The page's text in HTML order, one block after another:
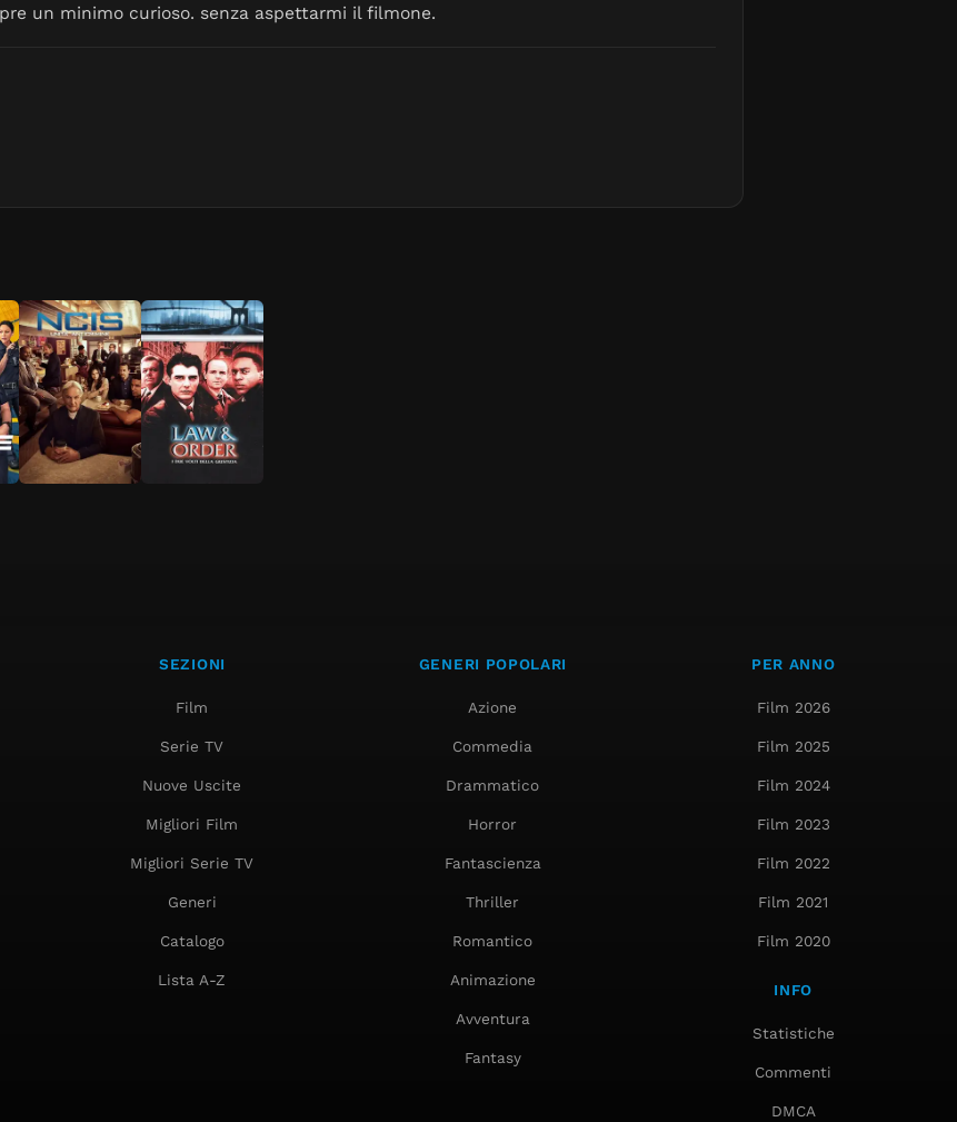
un minimo curioso. senza aspettarmi il filmone.
SEZIONI
Film
Serie TV
Nuove Uscite
Migliori Film
Migliori Serie TV
Generi
Catalogo
Lista A-Z
GENERI POPOLARI
Azione
Commedia
Drammatico
Horror
Fantascienza
Thriller
Romantico
Animazione
Avventura
Fantasy
PER ANNO
Film 2026
Film 2025
Film 2024
Film 2023
Film 2022
Film 2021
Film 2020
INFO
Statistiche
Commenti
DMCA